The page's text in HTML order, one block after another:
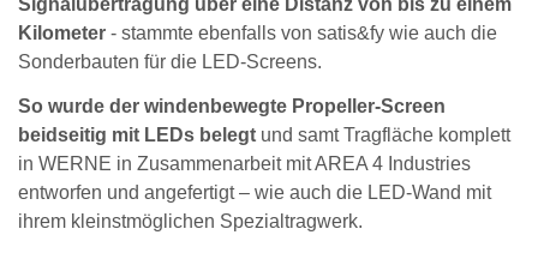
Kilometer - stammte ebenfalls von satis&fy wie auch die
Sonderbauten für die LED-Screens.
So wurde der windenbewegte Propeller-Screen
beidseitig mit LEDs belegt und samt Tragfläche komplett
in WERNE in Zusammenarbeit mit AREA 4 Industries
entworfen und angefertigt – wie auch die LED-Wand mit
ihrem kleinstmöglichen Spezialtragwerk.